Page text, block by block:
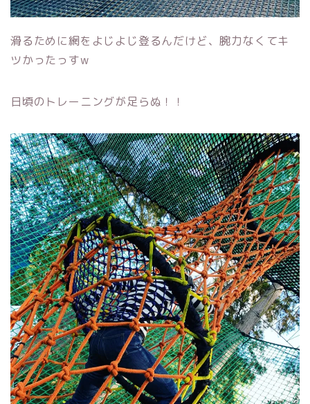
滑るために網をよじよじ登るんだけど、腕力なくてキ
ツかったっすw
日頃のトレーニングが足らぬ！！